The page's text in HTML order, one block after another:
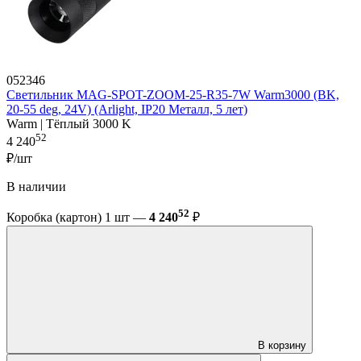
052346
Светильник MAG-SPOT-ZOOM-25-R35-7W Warm3000 (BK,
20-55 deg, 24V) (Arlight, IP20 Металл, 5 лет)
Warm | Тёплый 3000 K
4 24052
₽/шт
В наличии
Коробка (картон) 1 шт — 4 24052 ₽
В корзину